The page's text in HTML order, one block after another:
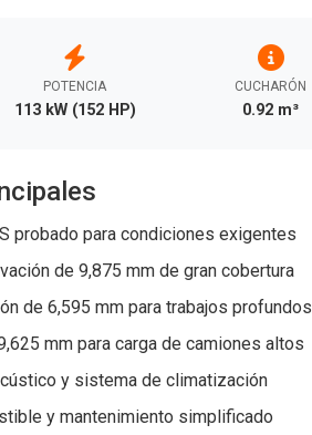
POTENCIA
113 kW (152 HP)
CUCHARÓN
0.92 m³
probado para condiciones exigentes
de 9,875 mm de gran cobertura
de 6,595 mm para trabajos profundos
mm para carga de camiones altos
y sistema de climatización
y mantenimiento simplificado